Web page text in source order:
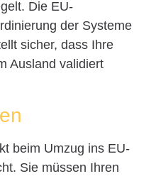
Die EU-
der Systeme
sicher, dass Ihre
Ausland validiert
beim Umzug ins EU-
Sie müssen Ihren